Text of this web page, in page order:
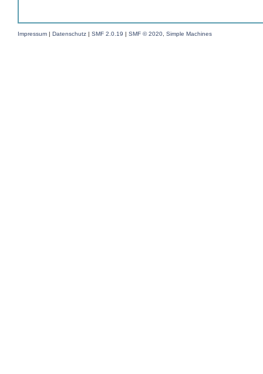
Impressum | Datenschutz | SMF 2.0.19 | SMF © 2020, Simple Machines